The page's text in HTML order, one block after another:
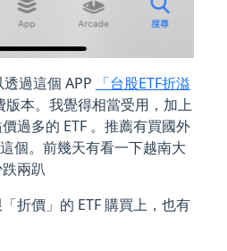
過這個 APP
「台股ETF折溢
版本。我覺得相當受用，加上
過多的 ETF 。推薦有買國外
個。前幾天有看一下越南大
兩趴
折價」的 ETF 購買上，也有